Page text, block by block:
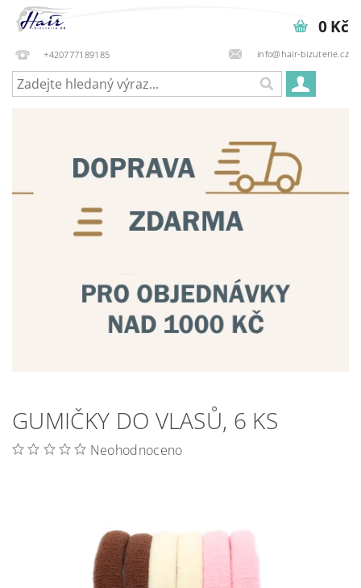
+420777189185 info@hair-bizuterie.cz
0 Kč
GUMIČKY DO VLASŮ, 6 KS
Neohodnoceno